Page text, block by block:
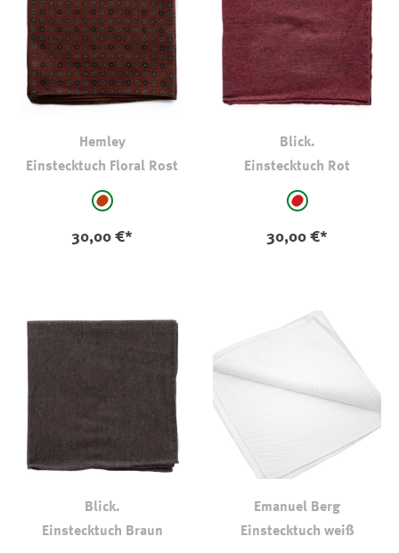
Hemley
Einstecktuch Floral Rost
auswählen
rost
30,00 €*
Blick.
Einstecktuch Rot
auswählen
dunkles rot
30,00 €*
Blick.
Einstecktuch Braun
Emanuel Berg
Einstecktuch weiß